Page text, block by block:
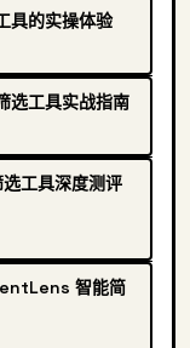
具的实操体验
选工具实战指南
工具深度测评
智能简